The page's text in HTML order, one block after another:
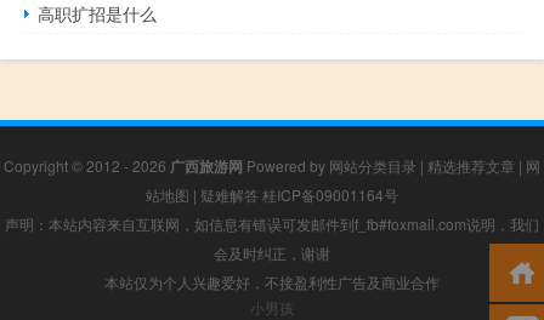
高职扩招是什么
Copyright © 2012 - 2026 广西旅游网 Powered by 网站分类目录 | 精选推荐文章 | 网
站地图 | 疑难解答 桂ICP备09001164号
声明：本站内容来自互联网，如信息有错误可发邮件到f_fb#foxmail.com说明，我们
会及时纠正，谢谢
本站仅为个人兴趣爱好，不接盈利性广告及商业合作
小男孩